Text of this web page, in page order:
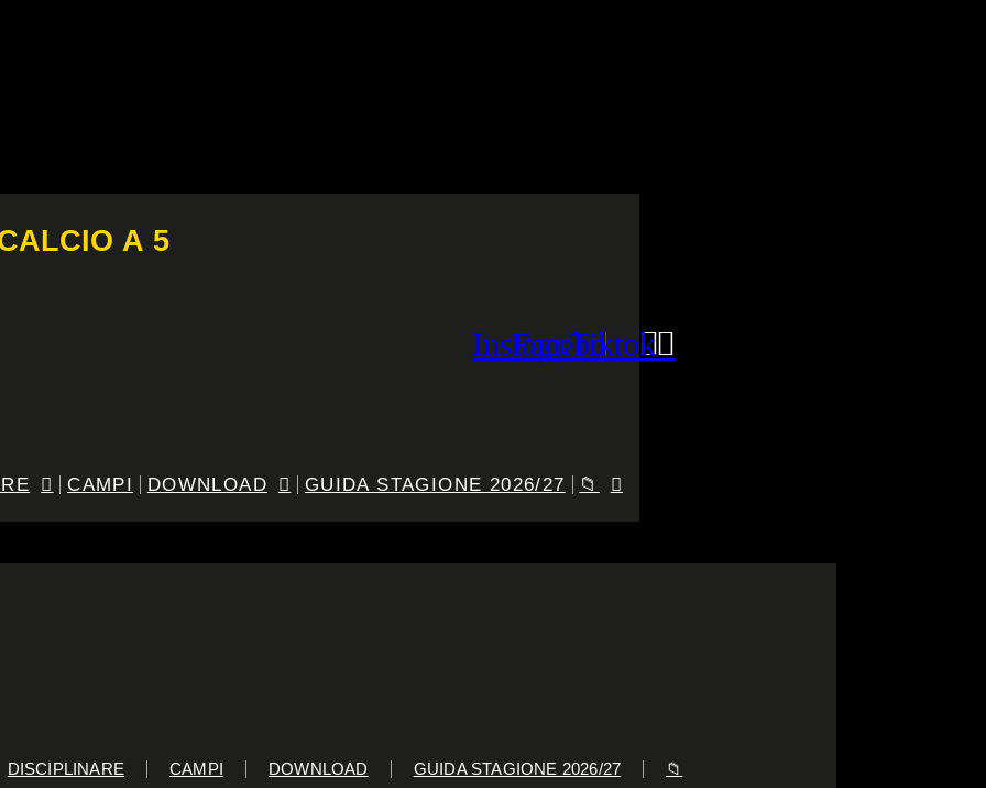
A 5
Instagram
Facebook
Tiktok
CAMPI DOWNLOAD GUIDA STAGIONE 2026/27 📁
DISCIPLINARE CAMPI DOWNLOAD GUIDA STAGIONE 2026/27 📁